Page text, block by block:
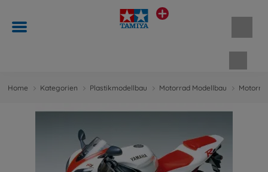
Home Kategorien Plastikmodellbau Motorrad Modellbau